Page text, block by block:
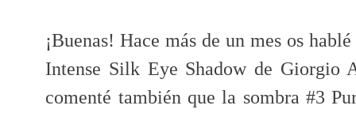
¡Buenas! Hace más de un mes os
Intense Silk Eye Shadow de
comenté también que la sombra #3